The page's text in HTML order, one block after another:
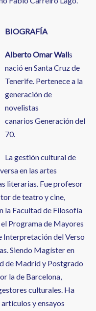
BIOGRAFÍA
Alberto Omar Walls
nació en Santa Cruz de
Tenerife. Pertenece a la
generación de
novelistas
canarios Generación del
70.
La gestión cultural de
en las artes
literarias. Fue profesor
de teatro y cine,
la Facultad de Filosofía
Programa de Mayores
Interpretación del Verso
Siendo Magíster en
de Madrid y Postgrado
la de Barcelona,
culturales. Ha
y ensayos